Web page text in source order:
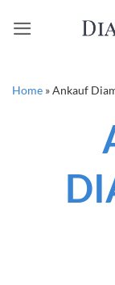
Inhalt
Home »Ankauf